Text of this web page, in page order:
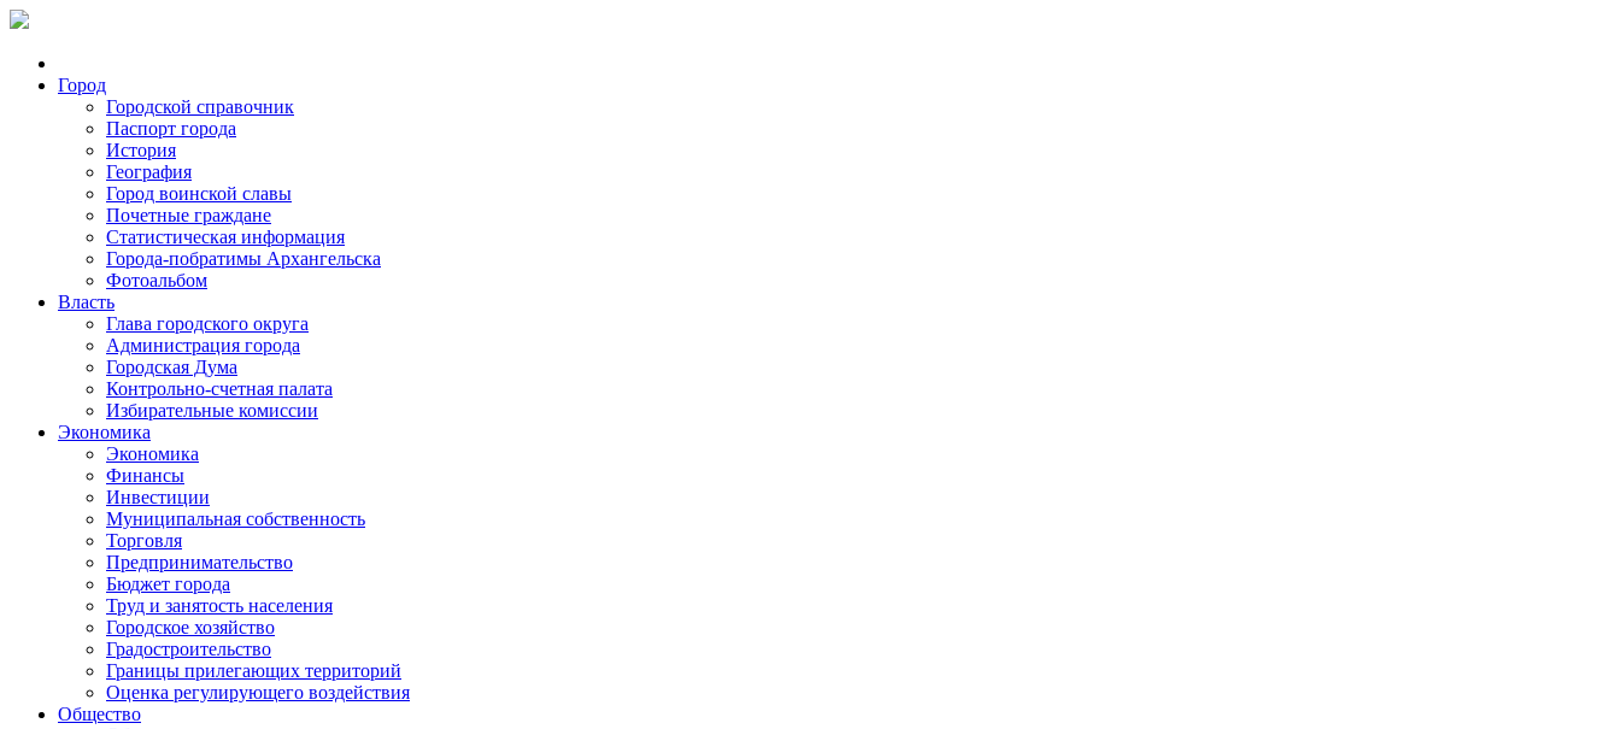
Город
Городской справочник
Паспорт города
История
География
Город воинской славы
Почетные граждане
Статистическая информация
Города-побратимы Архангельска
Фотоальбом
Власть
Глава городского округа
Администрация города
Городская Дума
Контрольно-счетная палата
Избирательные комиссии
Экономика
Экономика
Финансы
Инвестиции
Муниципальная собственность
Торговля
Предпринимательство
Бюджет города
Труд и занятость населения
Городское хозяйство
Градостроительство
Границы прилегающих территорий
Оценка регулирующего воздействия
Общество